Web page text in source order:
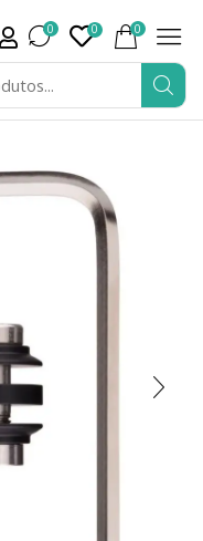
0 0 0